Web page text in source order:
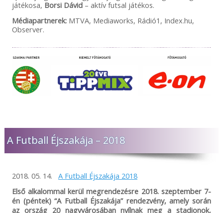
játékosa, Borsi Dávid– aktív futsal játékos.
Médiapartnerek:MTVA, Mediaworks, Rádió1, Index.hu,
Observer.
A Futball Éjszakája – 2018
2018. 05. 14.
A Futball Éjszakája 2018
Első alkalommal kerül megrendezésre 2018. szeptember 7-
én (péntek) “A Futball Éjszakája” rendezvény, amely során
az ország 20 nagyvárosában nyílnak meg a stadionok,